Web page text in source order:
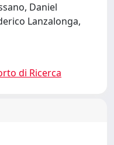
Daniel
Lanzalonga,
di Ricerca